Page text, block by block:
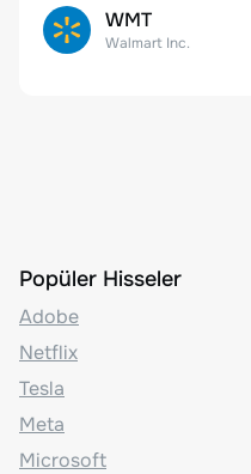
WMT
Walmart Inc.
Popüler Hisseler
Adobe
Netflix
Tesla
Meta
Microsoft